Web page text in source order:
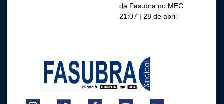
da Fasubra no MEC
21:07 | 28 de abril